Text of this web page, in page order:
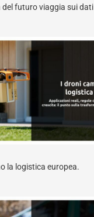
futuro viaggia sui dati
la logistica europea.